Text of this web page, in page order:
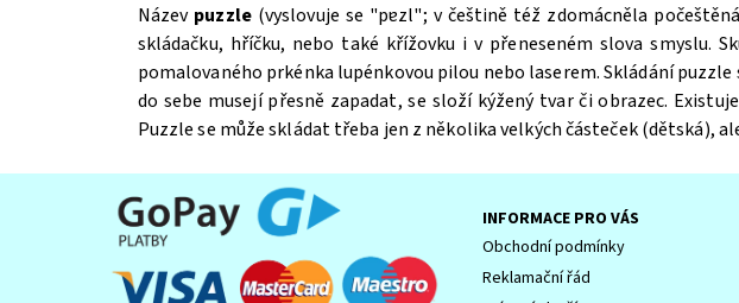
Souhlasím se Zpracováním osobních údajů.
Název puzzle(vyslovuje se "pɐzl"; v češtině též zdomácněla
skládačku, hříčku, nebo také křížovku i v přeneseném slova smyslu.
pomalovaného prkénka lupénkovou pilou nebo laserem. Skládání
do sebe musejí přesně zapadat, se složí kýžený tvar či obrazec.
Puzzle se může skládat třeba jen z několika velkých částeček (dětská),
INFORMACE PRO VÁS
Obchodní podmínky
Reklamační řád